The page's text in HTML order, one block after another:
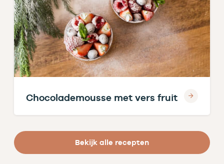
Chocolademousse met vers fruit
Bekijk alle recepten